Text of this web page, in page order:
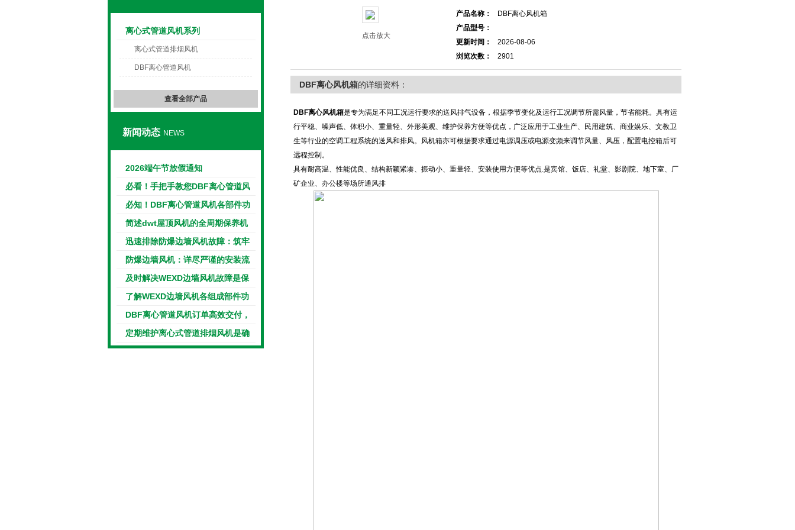
绍兴上虞光阳风机有限公司
离心式管道风机系列
离心式管道排烟风机
DBF离心管道风机
查看全部产品
新闻动态 NEWS
2026端午节放假通知
必看！手把手教您DBF离心管道风
机的正确安装方法
必知！DBF离心管道风机各部件功
能特点大揭秘
简述dwt屋顶风机的全周期保养机
制
迅速排除防爆边墙风机故障：筑牢
本质安全的关键防线
防爆边墙风机：详尽严谨的安装流
程解析与分享
及时解决WEXD边墙风机故障是保
障其长期稳定运行的核心
了解WEXD边墙风机各组成部件功
能特点才能更好的使用它
DBF离心管道风机订单高效交付，
再获客户认可
定期维护离心式管道排烟风机是确
保其长时间正常运行的核心保障
点击放大
产品名称：
DBF离心风机箱
产品型号：
更新时间：
2026-08-06
浏览次数：
2901
DBF离心风机箱的详细资料：
DBF离心风机箱是专为满足不同工况运行要求的送风排气设备，根据季节变化及运行工况调节所需风量，节省能耗。具有运
行平稳、噪声低、体积小、重量轻、外形美观、维护保养方便等优点，广泛应用于工业生产、民用建筑、商业娱乐、文教卫
生等行业的空调工程系统的送风和排风。风机箱亦可根据要求通过电源调压或电源变频来调节风量、风压，配置电控箱后可
远程控制。
具有耐高温、性能优良、结构新颖紧凑、振动小、重量轻、安装使用方便等优点.是宾馆、饭店、礼堂、影剧院、地下室、厂
矿企业、办公楼等场所通风排